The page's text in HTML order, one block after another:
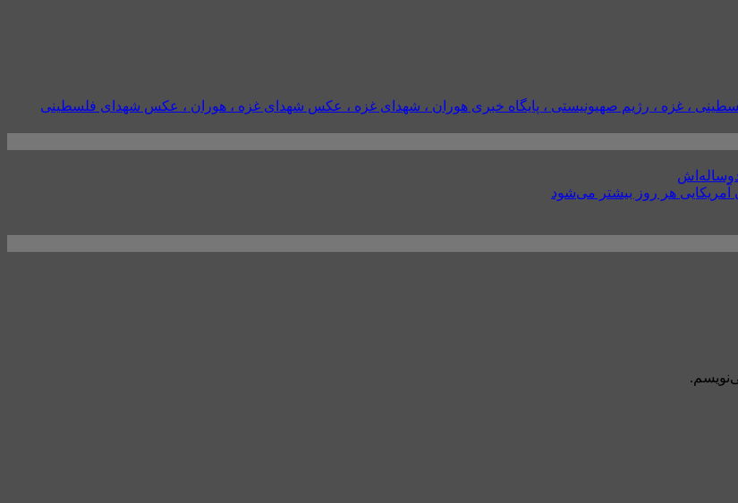
، غزه ، رژیم صهیونیستی ، پایگاه خبری هوران ، شهدای غزه ، عکس شهدای غزه ، هوران ، عکس شهدای فلسطینی
آمریکایی هر روز بیشتر می‌شود